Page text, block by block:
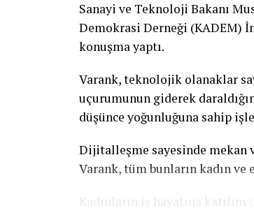
Sanayi ve Teknoloji Bakanı
Demokrasi Derneği (KADEM)
konuşma yaptı.
Varank, teknolojik olanaklar
uçurumunun giderek
düşünce yoğunluğuna sahip
Dijitalleşme sayesinde mekan
Varank, tüm bunların kadın
Kadınların iş hayatına katılım